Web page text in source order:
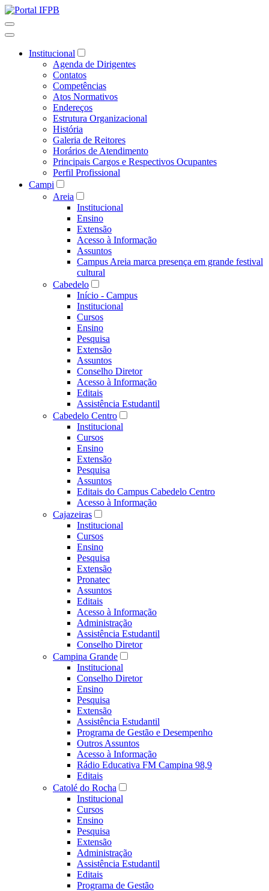
Institucional
Agenda de Dirigentes
Contatos
Competências
Atos Normativos
Endereços
Estrutura Organizacional
História
Galeria de Reitores
Horários de Atendimento
Principais Cargos e Respectivos Ocupantes
Perfil Profissional
Campi
Areia
Institucional
Ensino
Extensão
Acesso à Informação
Assuntos
Campus Areia marca presença em grande festival
cultural
Cabedelo
Início - Campus
Institucional
Cursos
Ensino
Pesquisa
Extensão
Assuntos
Conselho Diretor
Acesso à Informação
Editais
Assistência Estudantil
Cabedelo Centro
Institucional
Cursos
Ensino
Extensão
Pesquisa
Assuntos
Editais do Campus Cabedelo Centro
Acesso à Informação
Cajazeiras
Institucional
Cursos
Ensino
Pesquisa
Extensão
Pronatec
Assuntos
Editais
Acesso à Informação
Administração
Assistência Estudantil
Conselho Diretor
Campina Grande
Institucional
Conselho Diretor
Ensino
Pesquisa
Extensão
Assistência Estudantil
Programa de Gestão e Desempenho
Outros Assuntos
Acesso à Informação
Rádio Educativa FM Campina 98,9
Editais
Catolé do Rocha
Institucional
Cursos
Ensino
Pesquisa
Extensão
Administração
Assistência Estudantil
Editais
Programa de Gestão